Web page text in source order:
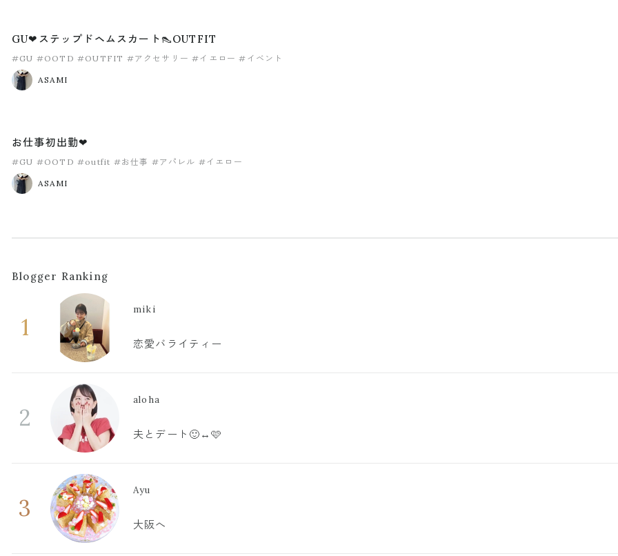
GU❤ステップドヘムスカート👠OUTFIT
#GU #OOTD #OUTFIT #アクセサリー #イエロー #イベント
ASAMI
お仕事初出勤❤
#GU #OOTD #outfit #お仕事 #アパレル #イエロー
ASAMI
Blogger Ranking
1
miki
恋愛バライティー
2
aloha
夫とデート🙂‍↔️🩷
3
Ayu
大阪へ